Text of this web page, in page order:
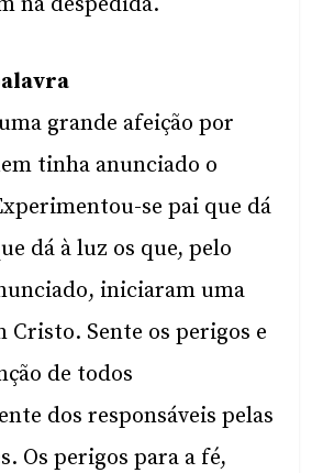
grande afeição por
tinha anunciado o
se pai que dá
dá à luz os que, pelo
iniciaram uma
Cristo. Sente os perigos e
de todos
dos responsáveis pelas
Os perigos para a fé,